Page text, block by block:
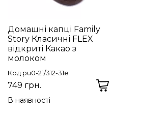
Домашні капці Family
Story Класичні FLEX
відкриті Какао з
молоком
Код pu0-21/312-31e
749 грн.
В наявності